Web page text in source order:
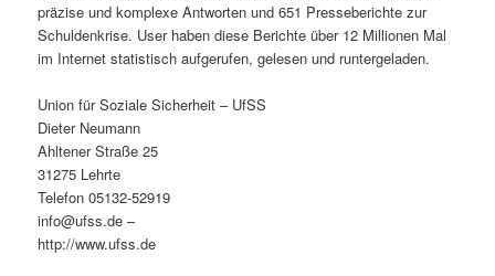
präzise und komplexe Antworten und 651 Presseberichte zur
Schuldenkrise. User haben diese Berichte über 12 Millionen Mal
im Internet statistisch aufgerufen, gelesen und runtergeladen.
Union für Soziale Sicherheit – UfSS
Dieter Neumann
Ahltener Straße 25
31275 Lehrte
Telefon 05132-52919
info@ufss.de –
http://www.ufss.de